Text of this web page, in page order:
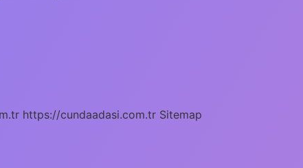
https://cundaadasi.com.tr Sitemap